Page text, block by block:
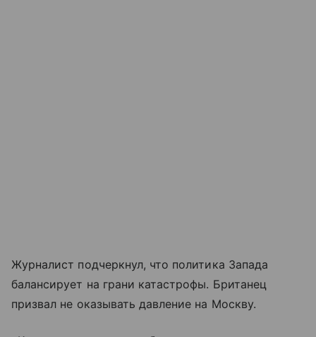
Журналист подчеркнул, что политика Запада
балансирует на грани катастрофы. Британец
призвал не оказывать давление на Москву.